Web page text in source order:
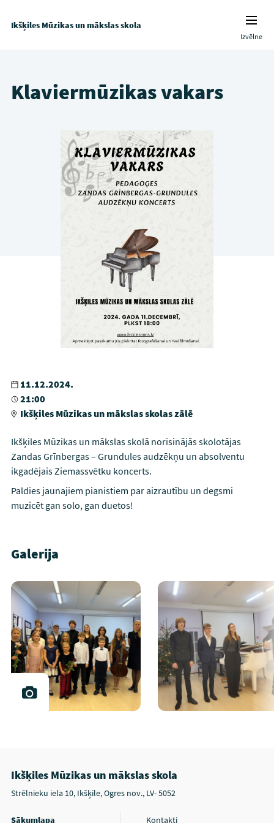
Ikšķiles Mūzikas un mākslas skola
Izvēlne
Klaviermūzikas vakars
11.12.2024.
21:00
Ikšķiles Mūzikas un mākslas skolas zālē
Ikšķiles Mūzikas un mākslas skolā norisinājās skolotājas
Zandas Grīnbergas – Grundules audzēkņu un absolventu
ikgadējais Ziemassvētku koncerts.
Paldies jaunajiem pianistiem par aizrautību un degsmi
muzicēt gan solo, gan duetos!
Galerija
Ikšķiles Mūzikas un mākslas skola
Strēlnieku iela 10, Ikšķile, Ogres nov., LV- 5052
Sākumlapa Kontakti